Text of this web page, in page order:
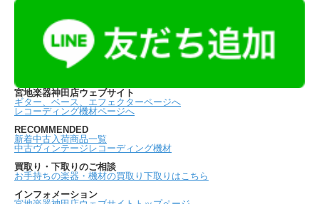
宮地楽器神田店ウェブサイト
ギター、ベース、エフェクターページへ
レコーディング機材ページへ
RECOMMENDED
新着中古入荷商品一覧
中古ヴィンテージレコーディング機材
買取り・下取りのご相談
お手持ちの楽器・機材の買取り下取りはこちら
インフォメーション